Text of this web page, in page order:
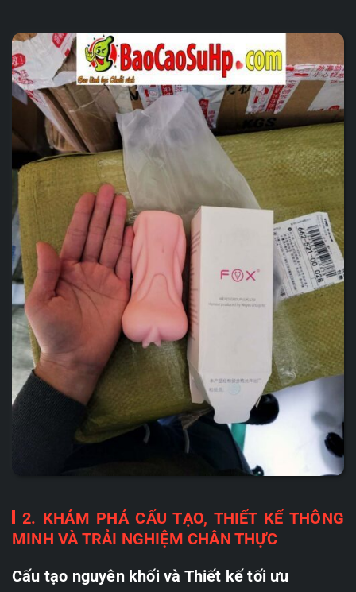
2. KHÁM PHÁ CẤU TẠO, THIẾT KẾ THÔNG
MINH VÀ TRẢI NGHIỆM CHÂN THỰC
Cấu tạo nguyên khối và Thiết kế tối ưu